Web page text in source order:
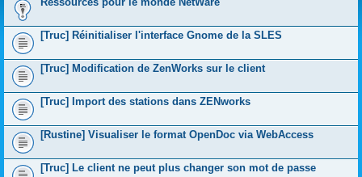
[Truc] Réinitialiser l'interface Gnome de la SLES
[Truc] Modification de ZenWorks sur le client
[Truc] Import des stations dans ZENworks
[Rustine] Visualiser le format OpenDoc via WebAccess
[Truc] Le client ne peut plus changer son mot de passe